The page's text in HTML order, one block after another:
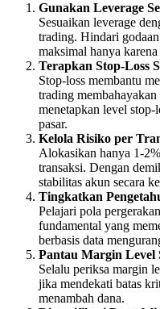
Gunakan Leverage
Sesuaikan leverage
trading. Hindari
maksimal hanya
Terapkan Stop-Loss
Stop-loss membantu
trading
menetapkan level stop-
pasar.
Kelola Risiko per
Alokasikan hanya 1-
transaksi. Dengan
stabilitas akun secara
Tingkatkan
Pelajari pola
fundamental yang
berbasis data
Pantau Margin Level
Selalu periksa margin
jika mendekati batas
menambah dana.